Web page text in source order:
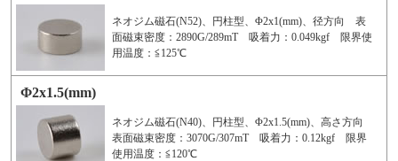
ネオジム磁石(N52)、円柱型、Φ2x1(mm)、径方向 表
面磁束密度：2890G/289mT 吸着力：0.049kgf 限界使
用温度：≦125℃
Φ2x1.5(mm)
ネオジム磁石(N40)、円柱型、Φ2x1.5(mm)、高さ方向
表面磁束密度：3070G/307mT 吸着力：0.12kgf 限界
使用温度：≦120℃